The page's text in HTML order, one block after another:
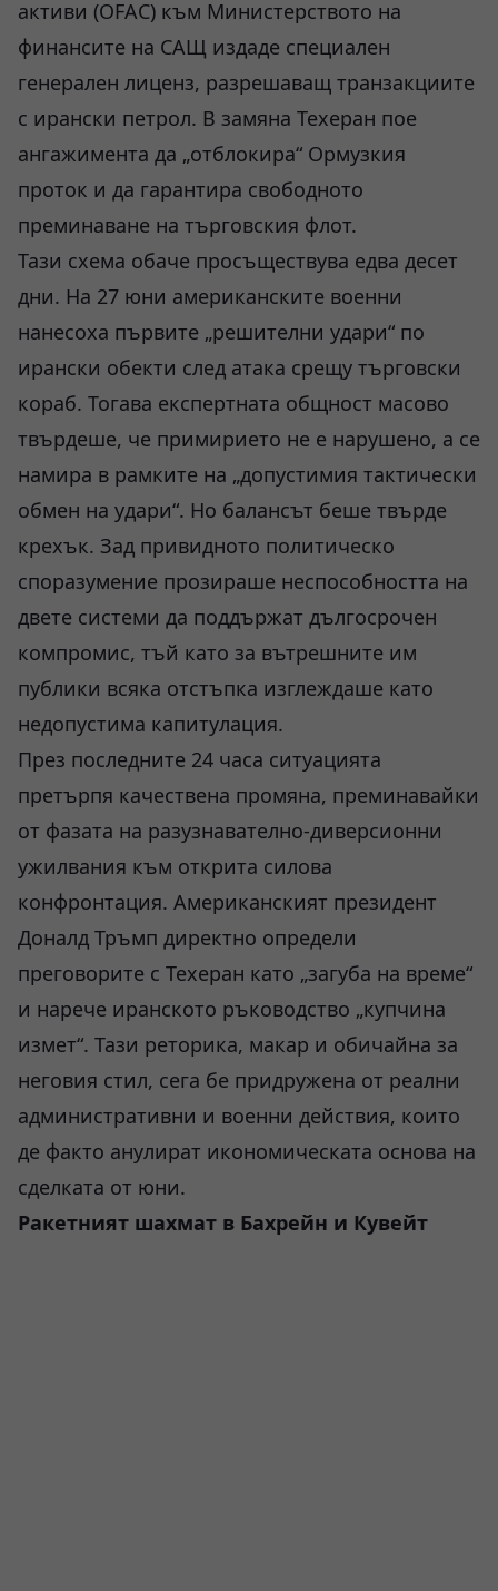
активи (OFAC) към Министерството на
финансите на САЩ издаде специален
генерален лиценз, разрешаващ транзакциите
с ирански петрол. В замяна Техеран пое
ангажимента да „отблокира“ Ормузкия
проток и да гарантира свободното
преминаване на търговския флот.
Тази схема обаче просъществува едва десет
дни. На 27 юни американските военни
нанесоха първите „решителни удари“ по
ирански обекти след атака срещу търговски
кораб. Тогава експертната общност масово
твърдеше, че примирието не е нарушено, а се
намира в рамките на „допустимия тактически
обмен на удари“. Но балансът беше твърде
крехък. Зад привидното политическо
споразумение прозираше неспособността на
двете системи да поддържат дългосрочен
компромис, тъй като за вътрешните им
публики всяка отстъпка изглеждаше като
недопустима капитулация.
През последните 24 часа ситуацията
претърпя качествена промяна, преминавайки
от фазата на разузнавателно-диверсионни
ужилвания към открита силова
конфронтация. Американският президент
Доналд Тръмп директно определи
преговорите с Техеран като „загуба на време“
и нарече иранското ръководство „купчина
измет“. Тази реторика, макар и обичайна за
неговия стил, сега бе придружена от реални
административни и военни действия, които
де факто анулират икономическата основа на
сделката от юни.
Ракетният шахмат в Бахрейн и Кувейт